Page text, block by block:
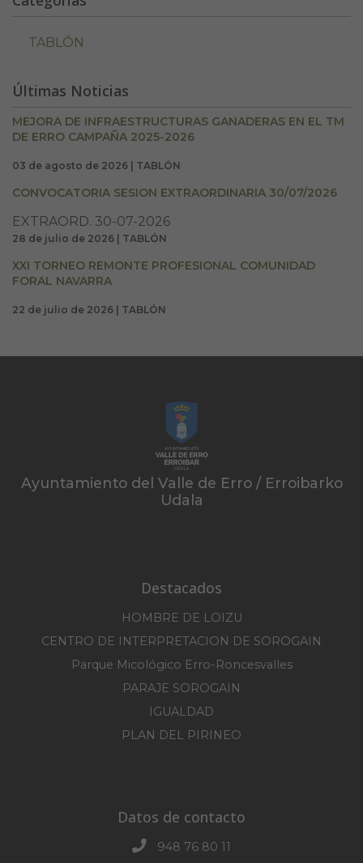
TABLÓN
Últimas Noticias
MEJORA DE INFRAESTRUCTURAS GANADERAS EN EL TM
DE ERRO CAMPAÑA 2025-2026
03 de agosto de 2026 | TABLÓN
CONVOCATORIA SESION EXTRAORDINARIA 30/07/2026
EXTRAORD. 30-07-2026
28 de julio de 2026 | TABLÓN
XXI TORNEO REMONTE PROFESIONAL COMUNIDAD
FORAL NAVARRA
22 de julio de 2026 | TABLÓN
Ayuntamiento del Valle de Erro / Erroibarko
Udala
Destacados
HOMBRE DE LOIZU
CENTRO DE INTERPRETACION DE SOROGAIN
Parque Micológico Erro-Roncesvalles
PARAJE SOROGAIN
IGUALDAD
PLAN DEL PIRINEO
Datos de contacto
948 76 80 11